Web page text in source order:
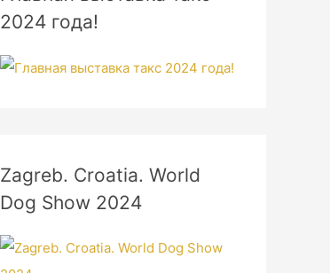
2024 года!
Zagreb. Croatia. World
Dog Show 2024